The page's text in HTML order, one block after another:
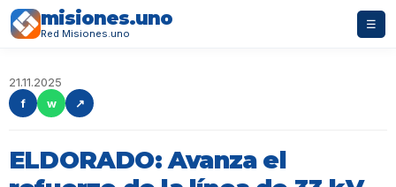
misiones.uno
Red Misiones.uno
☰
21.11.2025
f
w ↗
ELDORADO: Avanza el